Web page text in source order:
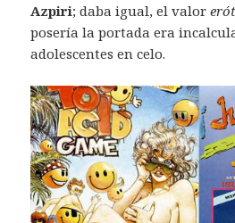
Azpiri; daba igual, el valor
posería la portada era
adolescentes en celo.